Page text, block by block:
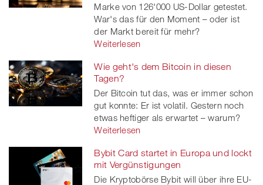
Marke von 126'000 US-Dollar getestet.
War's das für den Moment – oder ist
der Markt bereit für mehr?
Weiterlesen
Wie geht's dem Bitcoin in diesen
Tagen?
Der Bitcoin tut das, was er immer schon
gut konnte: Er ist volatil. Gestern noch
etwas heftiger als erwartet – warum?
Weiterlesen
Bybit Card startet in Europa und lockt
mit Vergünstigungen
Die Kryptobörse Bybit will über ihre EU-